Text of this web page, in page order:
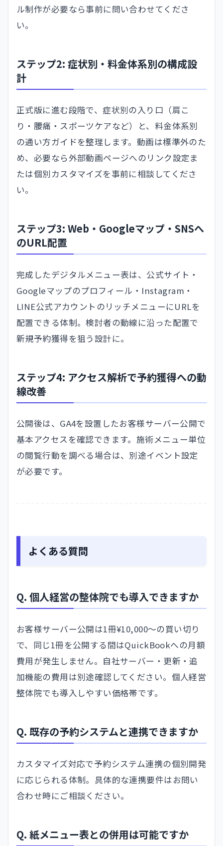
ル制作が必要なら事前に問い合わせてくださ
い。
ステップ2: 症状別・料金体系別の構成設
計
正式版に進む段階で、症状別の入り口（肩こ
り・腰痛・スポーツケアなど）と、料金体系別
の通い方ガイドを整理します。動画は標準外のた
め、必要なら外部動画ページへのリンク設定ま
たは個別カスタマイズを事前に相談してくださ
い。
ステップ3: Web・Googleマップ・SNSへ
のURL配置
完成したデジタルメニュー表は、公式サイト・
Googleマップのプロフィール・Instagram・
LINE公式アカウントのリッチメニューにURLを
配置できる体制。検討者の動線に沿った配置で
新規予約獲得を狙う設計に。
ステップ4: アクセス解析で予約獲得への動
線改善
公開後は、GA4を設置したお客様サーバー公開で
基本アクセスを確認できます。施術メニュー単位
の閲覧行動を調べる場合は、別途イベント設定
が必要です。
よくある質問
Q. 個人経営の整体院でも導入できますか
お客様サーバー公開は1冊¥10,000〜の買い切り
で、同じ1冊を公開する間はQuickBookへの月額
費用が発生しません。自社サーバー・更新・追
加機能の費用は別途確認してください。個人経営
整体院でも導入しやすい価格帯です。
Q. 既存の予約システムと連携できますか
カスタマイズ対応で予約システム連携の個別開発
に応じられる体制。具体的な連携要件はお問い
合わせ時にご相談ください。
Q. 紙メニュー表との併用は可能ですか